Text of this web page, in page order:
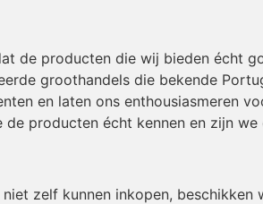
de producten die wij bieden écht
groothandels die bekende
en laten ons enthousiasmeren
de producten écht kennen en zijn
zelf kunnen inkopen,